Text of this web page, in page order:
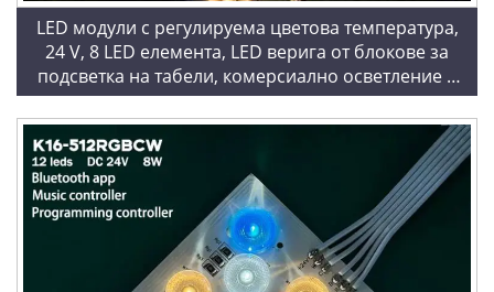
LED модули с регулируема цветова температура,
24 V, 8 LED елемента, LED верига от блокове за
подсветка на табели, комерсиално осветление и
проекти